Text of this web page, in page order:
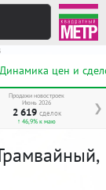
Динамика цен и
❯
Продажи новостроек
Июнь 2026
2 619 сделок
↑ 46,9% к маю